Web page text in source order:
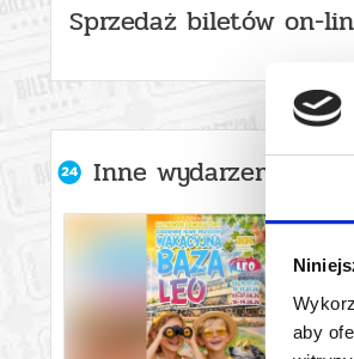
aby
Sprzedaż biletów on-
Inne wydarzenia